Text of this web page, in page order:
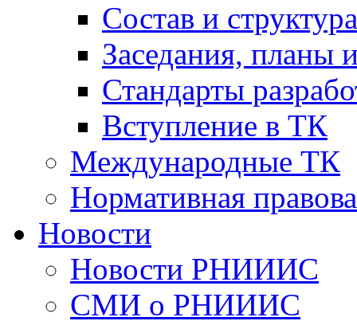
Cостав и
Заседания, планы
Стандарты
Вступление в ТК
Международные ТК
Нормативная
Новости
Новости РНИИИС
СМИ о РНИИИС